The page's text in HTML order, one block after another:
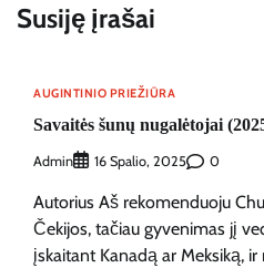
Susiję įrašai
AUGINTINIO PRIEŽIŪRA
Savaitės šunų nugalėtojai
Admin 16 Spalio, 2025 0
Autorius Aš rekomenduoju
Čekijos, tačiau gyvenimas jį
įskaitant Kanadą ar Meksiką,